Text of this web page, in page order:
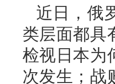
近日，俄
类层面都具
检视日本为
次发生；战